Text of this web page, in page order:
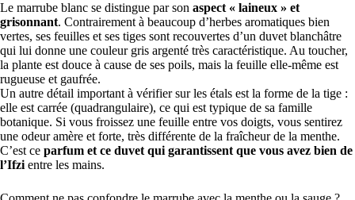
Le marrube blanc se distingue par son aspect « laineux » et
grisonnant. Contrairement à beaucoup d’herbes aromatiques bien
vertes, ses feuilles et ses tiges sont recouvertes d’un duvet blanchâtre
qui lui donne une couleur gris argenté très caractéristique. Au toucher,
la plante est douce à cause de ses poils, mais la feuille elle-même est
rugueuse et gaufrée.
Un autre détail important à vérifier sur les étals est la forme de la tige :
elle est carrée (quadrangulaire), ce qui est typique de sa famille
botanique. Si vous froissez une feuille entre vos doigts, vous sentirez
une odeur amère et forte, très différente de la fraîcheur de la menthe.
C’est ce parfum et ce duvet qui garantissent que vous avez bien de
l’Ifzi entre les mains.